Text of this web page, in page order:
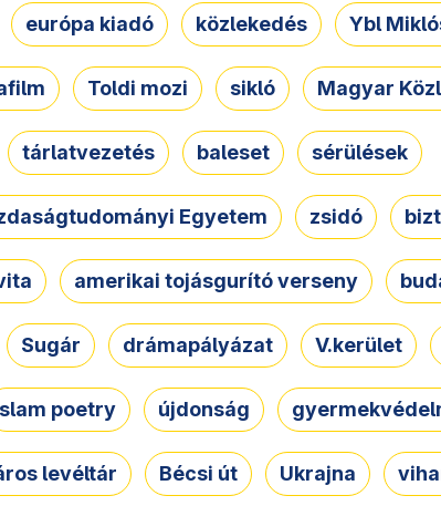
európa kiadó közlekedés Ybl
Toldi mozi sikló Magyar
tárlatvezetés baleset sérülések
Egyetem zsidó
amerikai tojásgurító verseny
Sugár drámapályázat V.kerület
slam poetry újdonság
levéltár Bécsi út Ukrajna